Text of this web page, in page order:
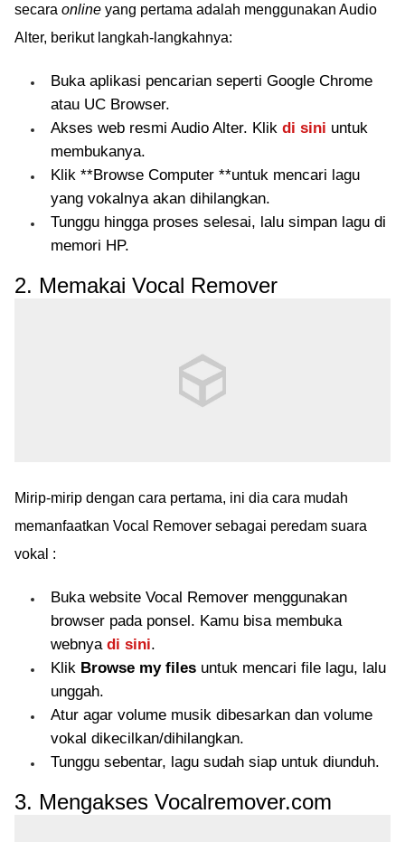
secara online yang pertama adalah menggunakan Audio
Alter, berikut langkah-langkahnya:
Buka aplikasi pencarian seperti Google Chrome
atau UC Browser.
Akses web resmi Audio Alter. Klik di sini untuk
membukanya.
Klik **Browse Computer **untuk mencari lagu
yang vokalnya akan dihilangkan.
Tunggu hingga proses selesai, lalu simpan lagu di
memori HP.
2. Memakai Vocal Remover
Mirip-mirip dengan cara pertama, ini dia cara mudah
memanfaatkan Vocal Remover sebagai peredam suara
vokal :
Buka website Vocal Remover menggunakan
browser pada ponsel. Kamu bisa membuka
webnya di sini.
Klik Browse my files untuk mencari file lagu, lalu
unggah.
Atur agar volume musik dibesarkan dan volume
vokal dikecilkan/dihilangkan.
Tunggu sebentar, lagu sudah siap untuk diunduh.
3. Mengakses Vocalremover.com